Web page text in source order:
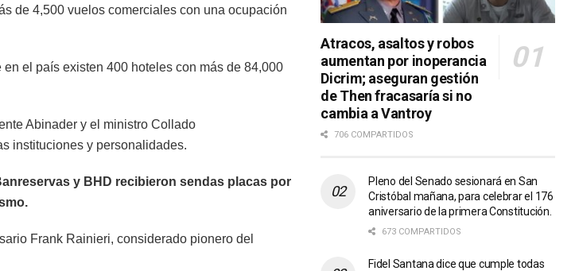
de 4,500 vuelos comerciales con una ocupación
el país existen 400 hoteles con más de 84,000
Abinader y el ministro Collado
instituciones y personalidades.
y BHD recibieron sendas placas por
Frank Rainieri, considerado pionero del
Atracos, asaltos y robos
aumentan por inoperancia
Dicrim; aseguran gestión
de Then fracasaría si no
cambia a Vantroy
706 COMPARTIDOS
Pleno del Senado sesionará en San
Cristóbal mañana, para celebrar el 176
aniversario de la primera Constitución.
673 COMPARTIDOS
Fidel Santana dice que cumple todas